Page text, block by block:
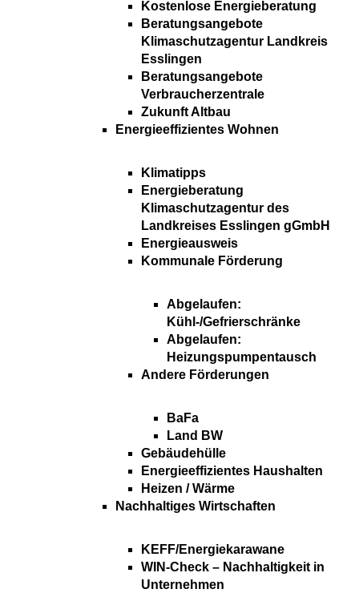
Kostenlose Energieberatung
Beratungsangebote
Klimaschutzagentur Landkreis
Esslingen
Beratungsangebote
Verbraucherzentrale
Zukunft Altbau
Energieeffizientes Wohnen
Klimatipps
Energieberatung
Klimaschutzagentur des
Landkreises Esslingen gGmbH
Energieausweis
Kommunale Förderung
Abgelaufen:
Kühl-/Gefrierschränke
Abgelaufen:
Heizungspumpentausch
Andere Förderungen
BaFa
Land BW
Gebäudehülle
Energieeffizientes Haushalten
Heizen / Wärme
Nachhaltiges Wirtschaften
KEFF/Energiekarawane
WIN-Check – Nachhaltigkeit in
Unternehmen